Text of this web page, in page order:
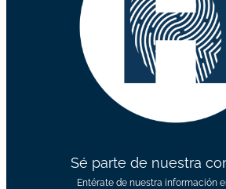
Sé parte de nuestra
Entérate de nuestra información